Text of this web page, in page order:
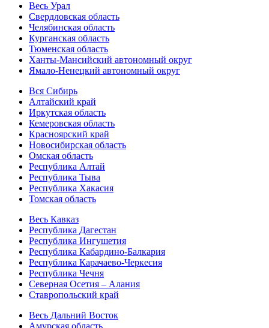
Весь Урал
Свердловская область
Челябинская область
Курганская область
Тюменская область
Ханты-Мансийский автономный округ
Ямало-Ненецкий автономный округ
Вся Сибирь
Алтайский край
Иркутская область
Кемеровская область
Красноярский край
Новосибирская область
Омская область
Республика Алтай
Республика Тыва
Республика Хакасия
Томская область
Весь Кавказ
Республика Дагестан
Республика Ингушетия
Республика Кабардино-Балкария
Республика Карачаево-Черкесия
Республика Чечня
Северная Осетия – Алания
Ставропольский край
Весь Дальний Восток
Амурская область